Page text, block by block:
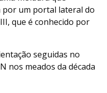
por um portal lateral do
que é conhecido por
seguidas no
nos meados da década